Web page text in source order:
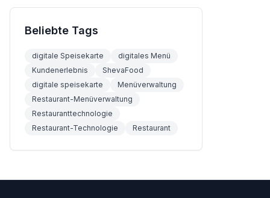
Beliebte Tags
digitale Speisekarte
digitales Menü
Kundenerlebnis
ShevaFood
digitale speisekarte
Menüverwaltung
Restaurant-Menüverwaltung
Restauranttechnologie
Restaurant-Technologie
Restaurant